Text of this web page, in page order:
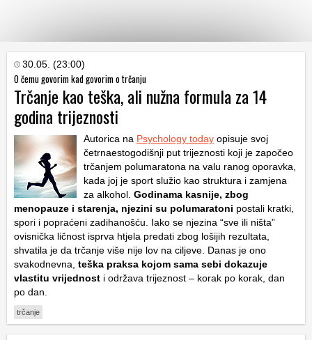
KATEGORIJE
HRVATSKI
WEB
30.05. (23:00)
O čemu govorim kad govorim o trčanju
Trčanje kao teška, ali nužna formula za 14
godina trijeznosti
Autorica na Psychology today opisuje svoj
četrnaestogodišnji put trijeznosti koji je započeo
trčanjem polumaratona na valu ranog oporavka,
kada joj je sport služio kao struktura i zamjena
za alkohol. Godinama kasnije, zbog
menopauze i starenja, njezini su polumaratoni postali kratki,
spori i popraćeni zadihanošću. Iako se njezina “sve ili ništa”
ovisnička ličnost isprva htjela predati zbog lošijih rezultata,
shvatila je da trčanje više nije lov na ciljeve. Danas je ono
svakodnevna, teška praksa kojom sama sebi dokazuje
vlastitu vrijednost i održava trijeznost – korak po korak, dan
po dan.
trčanje